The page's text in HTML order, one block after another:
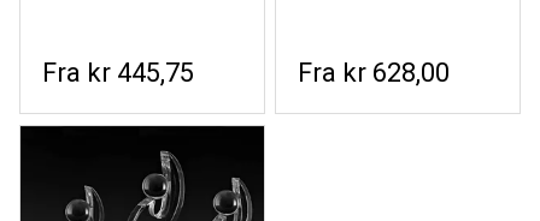
kr 445,75 kr 628,00